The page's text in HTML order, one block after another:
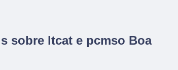
sobre ltcat e pcmso Boa